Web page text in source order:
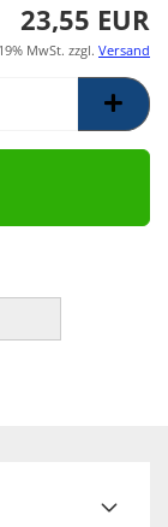
23,55 EUR
MwSt. zzgl. Versand